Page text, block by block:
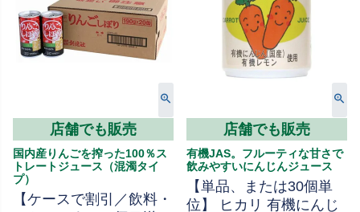
店舗でも販売
国内産りんごを搾った100％ス
トレートジュース（混濁タイ
プ）
【ケースで割引／飲料・
店舗でも販売
有機JAS。フルーティな甘さで
飲みやすいにんじんジュース
【単品、または30個単
位】 ヒカリ 有機にんじ